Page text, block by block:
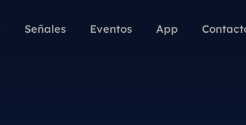
Señales Eventos App